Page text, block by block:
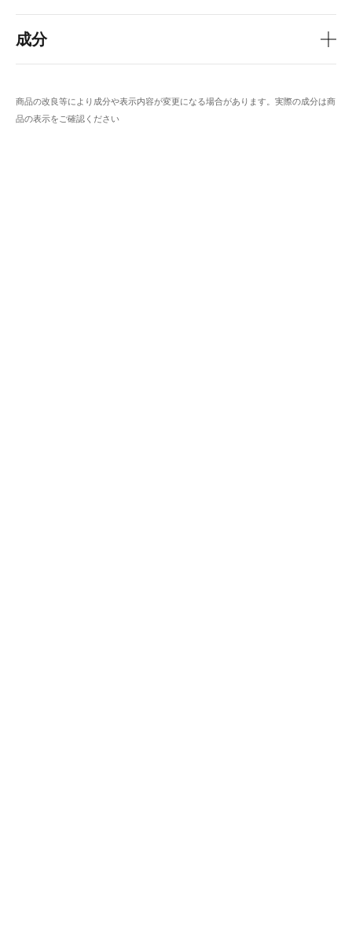
成分
商品の改良等により成分や表示内容が変更になる場合があります。実際の成分は商
品の表示をご確認ください